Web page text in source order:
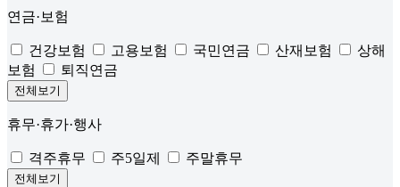
연금·보험
건강보험 고용보험 국민연금 산재보험
상해
보험
퇴직연금
전체보기
휴무·휴가·행사
격주휴무 주5일제 주말휴무
전체보기